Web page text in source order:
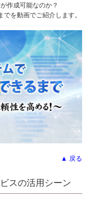
作成可能なのか？
を動画でご紹介します。
▲ 戻る
スの活用シーン